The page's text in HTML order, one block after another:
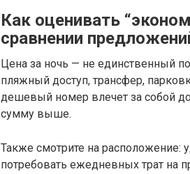
Как оценивать
сравнении
Цена за ночь — не единственный
пляжный доступ, трансфер,
дешевый номер влечет за собой
сумму выше.
Также смотрите на расположение:
потребовать ежедневных трат на